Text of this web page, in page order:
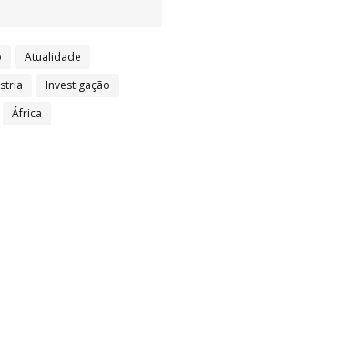
Atualidade
Investigação
África